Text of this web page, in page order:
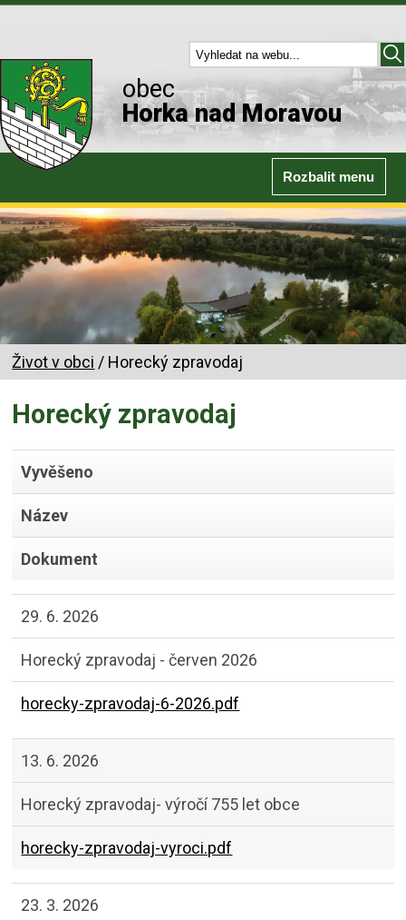
obec
Horka nad Moravou
Rozbalit menu
Život v obci / Horecký zpravodaj
Horecký zpravodaj
Vyvěšeno
Název
Dokument
29. 6. 2026
Horecký zpravodaj - červen 2026
horecky-zpravodaj-6-2026.pdf
13. 6. 2026
Horecký zpravodaj- výročí 755 let obce
horecky-zpravodaj-vyroci.pdf
23. 3. 2026